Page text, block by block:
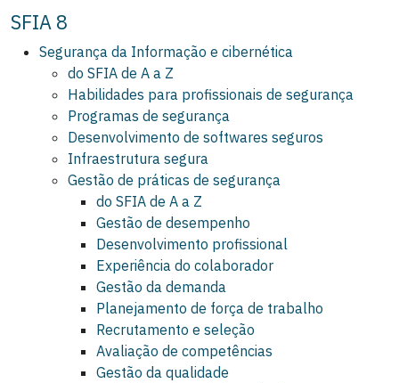
SFIA 8
Segurança da Informação e cibernética
do SFIA de A a Z
Habilidades para profissionais de segurança
Programas de segurança
Desenvolvimento de softwares seguros
Infraestrutura segura
Gestão de práticas de segurança
do SFIA de A a Z
Gestão de desempenho
Desenvolvimento profissional
Experiência do colaborador
Gestão da demanda
Planejamento de força de trabalho
Recrutamento e seleção
Avaliação de competências
Gestão da qualidade